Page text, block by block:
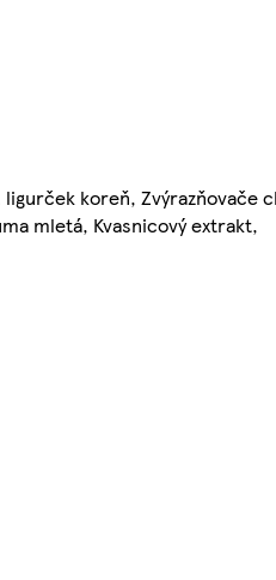
ligurček koreň, Zvýrazňovače
mletá, Kvasnicový extrakt,